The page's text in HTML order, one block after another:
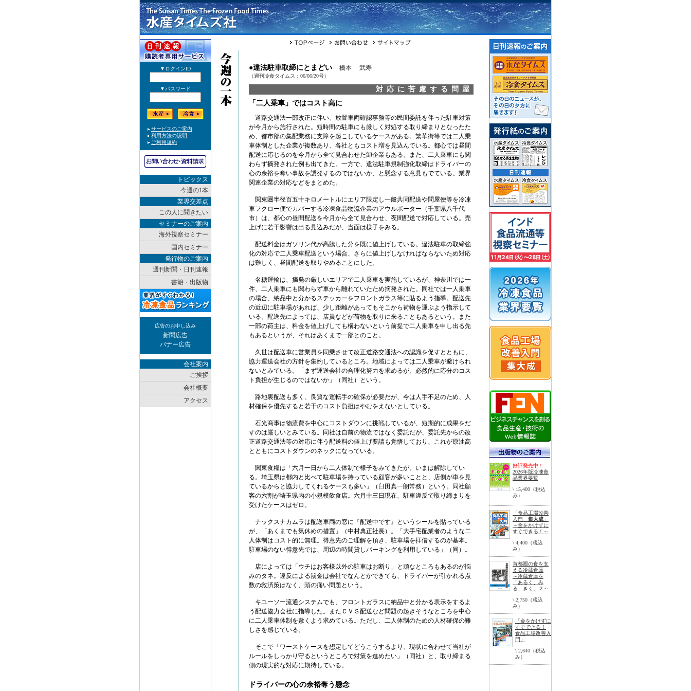
トピックス
今週の1本
業界交差点
この人に聞きたい
セミナーのご案内
海外視察セミナー
国内セミナー
発行物のご案内
週刊新聞・日刊速報
書籍・出版物
広告のお申し込み
新聞広告
バナー広告
会社案内
ご挨拶
会社概要
アクセス
●違法駐車取締にとまどい 橋本 武寿
（週刊冷食タイムス：06/06/20号）
対応に苦慮する問屋
「二人乗車」ではコスト高に
道路交通法一部改正に伴い、放置車両確認事務等の民間委託を伴った駐車対策
が今月から施行された。短時間の駐車にも厳しく対処する取り締まりとなったた
め、都市部の集配業務に支障を起こしているケースがある。繁華街等では二人乗
車体制とした企業が複数あり、各社ともコスト増を見込んでいる。都心では昼間
配送に応じるのを今月から全て見合わせた卸企業もある。また、二人乗車にも関
わらず摘発された例も出てきた。一方で、違法駐車規制強化取締はドライバーの
心の余裕を奪い事故を誘発するのではないか、と懸念する意見もでている。業界
関連企業の対応などをまとめた。
関東圏半径百五十キロメートルにエリア限定し一般共同配送や問屋便等を冷凍
車フクロー便でカバーする冷凍食品物流企業のアウルポーター（千葉県八千代
市）は、都心の昼間配送を今月から全て見合わせ、夜間配送で対応している。売
上げに若干影響は出る見込みだが、当面は様子をみる。
配送料金はガソリン代が高騰した分を既に値上げしている。違法駐車の取締強
化の対応で二人乗車配送という場合、さらに値上げしなければならないため対応
は難しく、昼間配送を取りやめることにした。
名糖運輸は、摘発の厳しいエリアで二人乗車を実施しているが、神奈川では一
件、二人乗車にも関わらず車から離れていたため摘発された。同社では一人乗車
の場合、納品中と分かるステッカーをフロントガラス等に貼るよう指導。配送先
の近辺に駐車場があれば、少し距離があってもそこから荷物を運ぶよう指示して
いる。配送先によっては、店員などが荷物を取りに来ることもあるという。また
一部の荷主は、料金を値上げしても構わないという前提で二人乗車を申し出る先
もあるというが、それはあくまで一部とのこと。
久世は配送車に営業員を同乗させて改正道路交通法への認識を促すとともに、
協力運送会社の方針を集約しているところ。地域によっては二人乗車が避けられ
ないとみている。「まず運送会社の合理化努力を求めるが、必然的に応分のコス
ト負担が生じるのではないか」（同社）という。
路地裏配送も多く、良質な運転手の確保が必要だが、今は人手不足のため、人
材確保を優先すると若干のコスト負担はやむをえないとしている。
石光商事は物流費を中心にコストダウンに挑戦しているが、短期的に成果をだ
すのは厳しいとみている。同社は自前の物流ではなく委託だが、委託先からの改
正道路交通法等の対応に伴う配送料の値上げ要請も覚悟しており、これが原油高
とともにコストダウンのネックになっている。
関東食糧は「六月一日から二人体制で様子をみてきたが、いまは解除してい
る。埼玉県は都内と比べて駐車場を持っている顧客が多いことと、店側が車を見
ているからと協力してくれるケースも多い」（臼田真一朗常務）という。同社顧
客の六割が埼玉県内の小規模飲食店。六月十三日現在、駐車違反で取り締まりを
受けたケースはゼロ。
ナックスナカムラは配送車両の窓に『配送中です』というシールを貼っている
が、「あくまでも気休めの措置」（中村典正社長）。「大手宅配業者のような二
人体制はコスト的に無理。得意先のご理解を頂き、駐車場を拝借するのが基本。
駐車場のない得意先では、周辺の時間貸しパーキングを利用している」（同）。
店によっては「ウチはお客様以外の駐車はお断り」と頑なところもあるのが悩
みのタネ。違反による罰金は会社でなんとかできても、ドライバーが引かれる点
数の救済策はなく、頭の痛い問題という。
キユーソー流通システムでも、フロントガラスに納品中と分かる表示をするよ
う配送協力会社に指導した。またＣＶＳ配送など問題の起きそうなところを中心
に二人乗車体制を敷くよう求めている。ただし、二人体制のための人材確保の難
しさを感じている。
そこで「ワーストケースを想定してどうこうするより、現状に合わせて当社が
ルールをしっかり守るというところで対策を進めたい」（同社）と、取り締まる
側の現実的な対応に期待している。
ドライバーの心の余裕奪う懸念
好評発売中！
2026年版冷凍食
品業界要覧
\ 15,400（税込
み）
「食品工場改善
入門 集大成 」
～金をかけずに
すぐできる！～
\ 4,400（税込
み）
首都圏の食を支
える冷蔵倉庫
～冷蔵倉庫を
「あるく、み
る、きく」２～
\ 2,750（税込
み）
「金をかけずに
すぐできる！
食品工場改善入
門」
\ 2,640（税込
み）